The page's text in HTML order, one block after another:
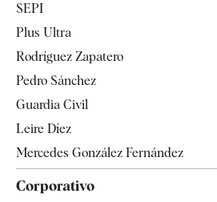
Televisión
SEPI
Plus Ultra
Rodríguez Zapatero
Pedro Sánchez
Guardia Civil
Leire Díez
Mercedes González Fernández
Corporativo